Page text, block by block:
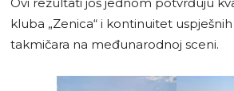
kluba „Zenica“ i kontinuitet
takmičara na međunarodnoj sceni.